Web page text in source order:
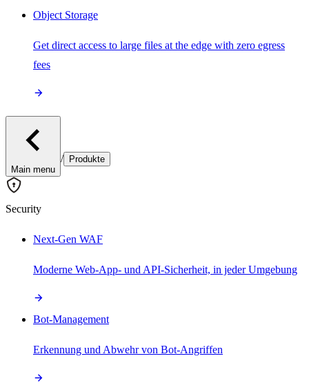
Object Storage
Get direct access to large files at the edge with zero egress
fees
Main menu
/ Produkte
Security
Next-Gen WAF
Moderne Web-App- und API-Sicherheit, in jeder Umgebung
Bot-Management
Erkennung und Abwehr von Bot-Angriffen